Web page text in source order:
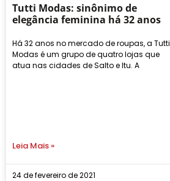
Tutti Modas: sinônimo de
elegância feminina há 32 anos
Há 32 anos no mercado de roupas, a Tutti
Modas é um grupo de quatro lojas que
atua nas cidades de Salto e Itu. A
Leia Mais »
24 de fevereiro de 2021